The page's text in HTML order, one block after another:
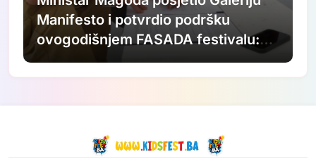
Manifesto i potvrdio podršku
ovogodišnjem FASADA festivalu:
Nastavljamo ulagati u savremenu
umjetnost